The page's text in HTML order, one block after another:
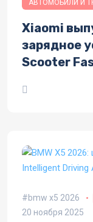
АВТОМОБИЛИ И
Xiaomi
зарядное
Scooter
bmw x5 2026
20 ноября 2025